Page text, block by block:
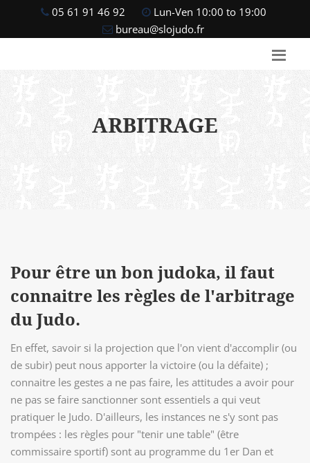
05 61 91 46 92
Lun-Ven 10:00 to 19:00
bureau@slojudo.fr
ARBITRAGE
Pour être un bon judoka, il faut
connaitre les règles de l'arbitrage
du Judo.
En effet, savoir si la projection que l'on vient d'accomplir (ou
de subir) peut nous apporter la victoire (ou la défaite) ;
connaitre les gestes a ne pas faire, les attitudes a avoir pour
ne pas se faire sanctionner sont essentiels a qui veut
pratiquer le Judo. D'ailleurs, les instances ne s'y sont pas
trompées : les règles pour "tenir une table" (être
commissaire sportif) sont au programme du 1er Dan et